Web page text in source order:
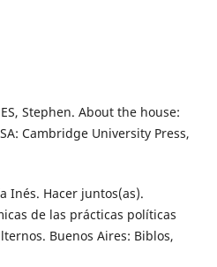
Stephen. About the house:
Cambridge University Press,
Inés. Hacer juntos(as).
de las prácticas políticas
Buenos Aires: Biblos,